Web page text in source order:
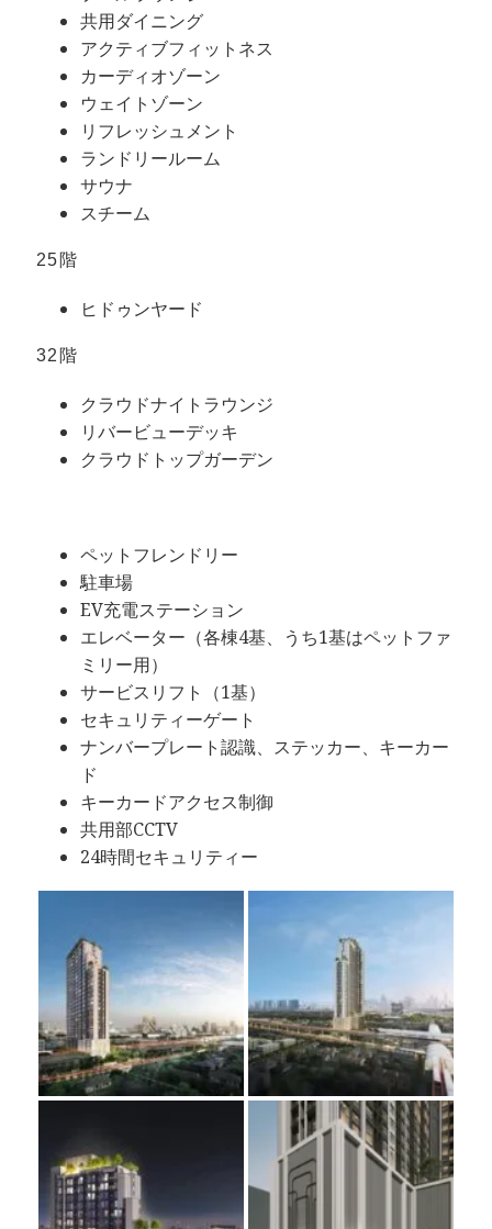
共用ダイニング
アクティブフィットネス
カーディオゾーン
ウェイトゾーン
リフレッシュメント
ランドリールーム
サウナ
スチーム
25階
ヒドゥンヤード
32階
クラウドナイトラウンジ
リバービューデッキ
クラウドトップガーデン
ペットフレンドリー
駐車場
EV充電ステーション
エレベーター（各棟4基、うち1基はペットファ
ミリー用）
サービスリフト（1基）
セキュリティーゲート
ナンバープレート認識、ステッカー、キーカー
ド
キーカードアクセス制御
共用部CCTV
24時間セキュリティー